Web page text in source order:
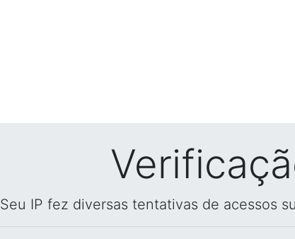
Seu IP fez diversas tentativas de acessos